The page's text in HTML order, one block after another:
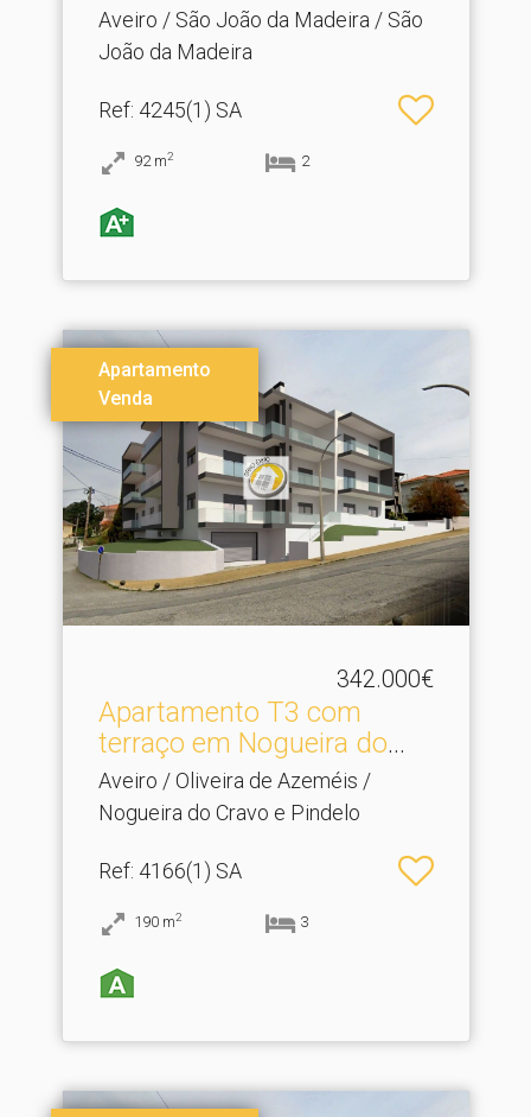
Aveiro / São João da Madeira / São
João da Madeira
Ref: 4245(1) SA
92 m2 2
Apartamento
Venda
342.000€
Apartamento T3 com
terraço em Nogueira do
Cra.​..
Aveiro / Oliveira de Azeméis /
Nogueira do Cravo e Pindelo
Ref: 4166(1) SA
190 m2 3